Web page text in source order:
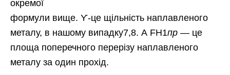
окремої
формули вище. ϒ-це щільність наплавленого
металу, в нашому випадку7,8. А FН1пр — це
площа поперечного перерізу наплавленого
металу за один прохід.